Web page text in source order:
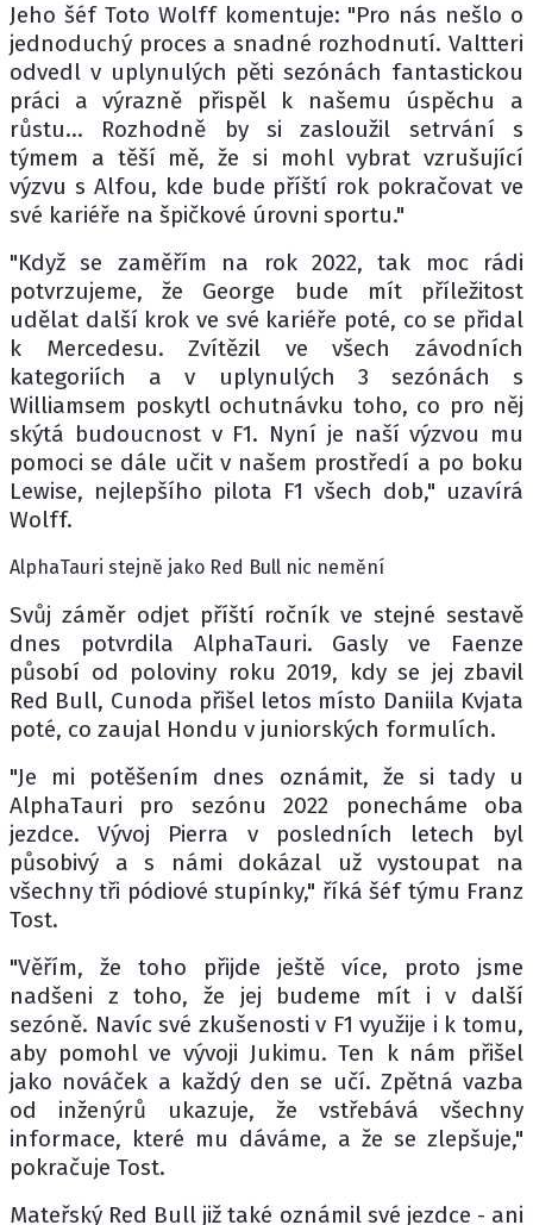
Jeho šéf Toto Wolff komentuje: "Pro nás nešlo o
jednoduchý proces a snadné rozhodnutí. Valtteri
odvedl v uplynulých pěti sezónách fantastickou
práci a výrazně přispěl k našemu úspěchu a
růstu... Rozhodně by si zasloužil setrvání s
týmem a těší mě, že si mohl vybrat vzrušující
výzvu s Alfou, kde bude příští rok pokračovat ve
své kariéře na špičkové úrovni sportu."
"Když se zaměřím na rok 2022, tak moc rádi
potvrzujeme, že George bude mít příležitost
udělat další krok ve své kariéře poté, co se přidal
k Mercedesu. Zvítězil ve všech závodních
kategoriích a v uplynulých 3 sezónách s
Williamsem poskytl ochutnávku toho, co pro něj
skýtá budoucnost v F1. Nyní je naší výzvou mu
pomoci se dále učit v našem prostředí a po boku
Lewise, nejlepšího pilota F1 všech dob," uzavírá
Wolff.
AlphaTauri stejně jako Red Bull nic nemění
Svůj záměr odjet příští ročník ve stejné sestavě
dnes potvrdila AlphaTauri. Gasly ve Faenze
působí od poloviny roku 2019, kdy se jej zbavil
Red Bull, Cunoda přišel letos místo Daniila Kvjata
poté, co zaujal Hondu v juniorských formulích.
"Je mi potěšením dnes oznámit, že si tady u
AlphaTauri pro sezónu 2022 ponecháme oba
jezdce. Vývoj Pierra v posledních letech byl
působivý a s námi dokázal už vystoupat na
všechny tři pódiové stupínky," říká šéf týmu Franz
Tost.
"Věřím, že toho přijde ještě více, proto jsme
nadšeni z toho, že jej budeme mít i v další
sezóně. Navíc své zkušenosti v F1 využije i k tomu,
aby pomohl ve vývoji Jukimu. Ten k nám přišel
jako nováček a každý den se učí. Zpětná vazba
od inženýrů ukazuje, že vstřebává všechny
informace, které mu dáváme, a že se zlepšuje,"
pokračuje Tost.
Mateřský Red Bull již také oznámil své jezdce - ani